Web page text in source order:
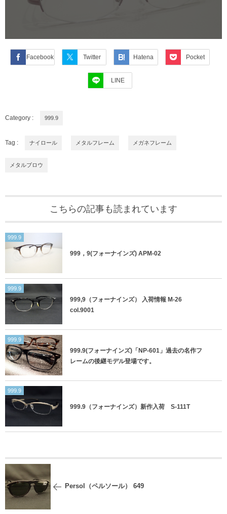
Facebook Twitter Hatena Pocket
LINE
Category : 999.9
Tag : ナイロール メタルフレーム メガネフレーム
メタルブロウ
こちらの記事も読まれています
999.9
999，9(フォーナインズ) APM-02
999.9
999,9（フォーナインズ） 入荷情報 M-26
col.9001
999.9
999.9(フォーナインズ)「NP-601」過去の名作フ
レームの後継モデル登場です。
999.9
999.9（フォーナインズ）新作入荷 S-111T
Persol（ペルソール） 649